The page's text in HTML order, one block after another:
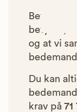
betyder,
og at vi
Du kan
krav på 71